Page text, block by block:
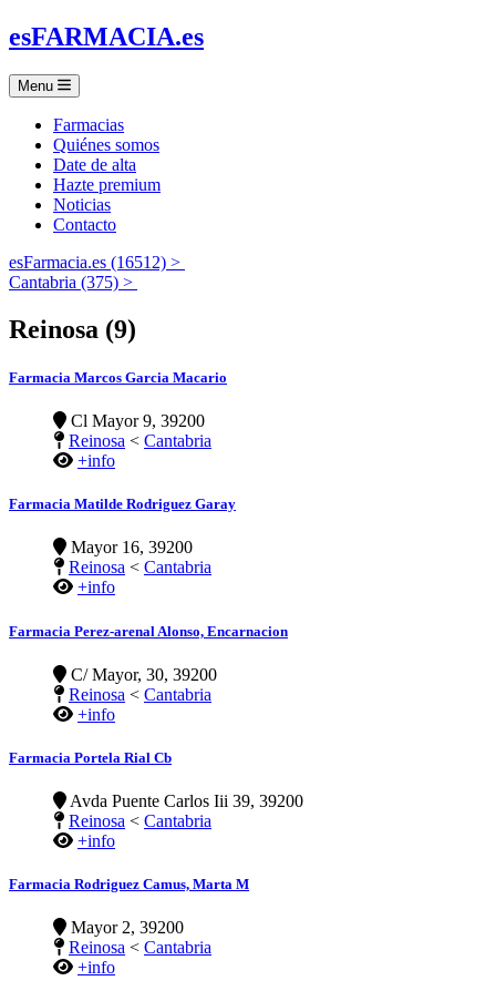
esFARMACIA.es
Menu
Farmacias
Quiénes somos
Date de alta
Hazte premium
Noticias
Contacto
esFarmacia.es (16512) >
Cantabria (375) >
Reinosa (9)
Farmacia Marcos Garcia Macario
Cl Mayor 9, 39200
Reinosa < Cantabria
+info
Farmacia Matilde Rodriguez Garay
Mayor 16, 39200
Reinosa < Cantabria
+info
Farmacia Perez-arenal Alonso, Encarnacion
C/ Mayor, 30, 39200
Reinosa < Cantabria
+info
Farmacia Portela Rial Cb
Avda Puente Carlos Iii 39, 39200
Reinosa < Cantabria
+info
Farmacia Rodriguez Camus, Marta M
Mayor 2, 39200
Reinosa < Cantabria
+info